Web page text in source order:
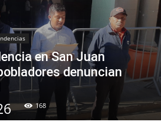
en San Juan
denuncian
168